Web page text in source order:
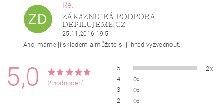
ZD
Re:
ZÁKAZNICKÁ PODPORA
DEPILUJEME.CZ
25.11.2016 19:51
Ano, máme jí skladem a můžete si jí hned vyzvednout.
5,0 2 hodnocení
5
2x
4
0x
3
0x
2
0x